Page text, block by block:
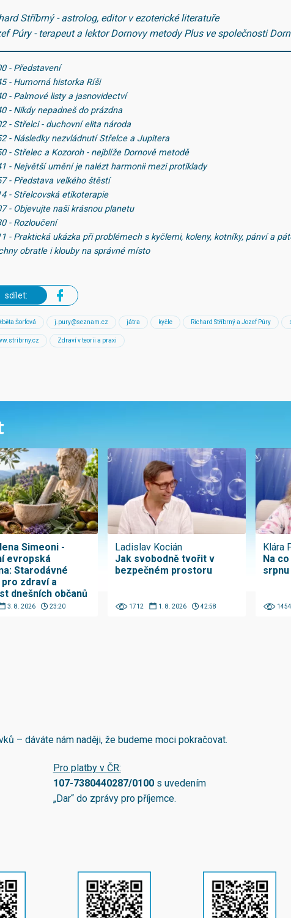
Stříbrný - astrolog, editor v ezoterické literatuře
Púry - terapeut a lektor Dornovy metody Plus ve společnosti
- Představení
- Humorná historka Ríši
- Palmové listy a jasnovidectví
- Nikdy nepadneš do prázdna
- Střelci - duchovní elita národa
- Následky nezvládnutí Střelce a Jupitera
- Střelec a Kozoroh - nejblíže Dornově metodě
- Největší umění je nalézt harmonii mezi protiklady
- Představa velkého štěstí
- Střelcovská etikoterapie
- Objevujte naši krásnou planetu
- Rozloučení
- Praktická ukázka při problémech s kyčlemi, koleny, kotníky, pánví a
obratle i klouby na správné místo
sdílet:
Šorfová j.pury@seznam.cz játra kyčle Richard Stříbrný a Jozef Púry
Zdraví v teorii a praxi
Simeoni -
evropská
Starodávné
zdraví a
dnešních občanů
3. 8. 2026 23:20
Ladislav Kocián
Jak svobodně tvořit v
bezpečném prostoru
1712 1. 8. 2026 42:58
Klára
Na
srpnu
– dáváte nám naději, že budeme moci pokračovat.
Pro platby v ČR:
107-7380440287/0100s uvedením
„Dar“ do zprávy pro příjemce.